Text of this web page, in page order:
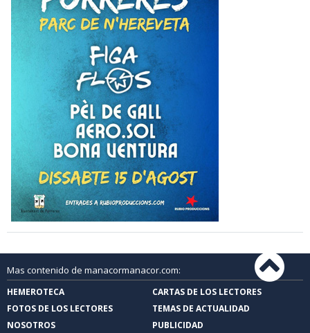
Mas contenido de manacormanacor.com:
HEMEROTECA
CARTAS DE LOS LECTORES
FOTOS DE LOS LECTORES
TEMAS DE ACTUALIDAD
NOSOTROS
PUBLICIDAD